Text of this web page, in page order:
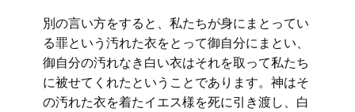
別の言い方をすると、私たちが身にまとってい
る罪という汚れた衣をとって御自分にまとい、
御自分の汚れなき白い衣はそれを取って私たち
に被せてくれたということであります。神はそ
の汚れた衣を着たイエス様を死に引き渡し、白